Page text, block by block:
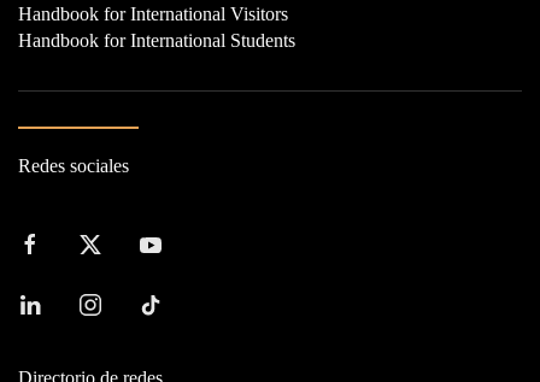
Handbook for International Visitors
Handbook for International Students
Redes sociales
Directorio de redes